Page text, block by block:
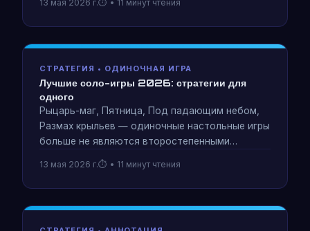
Оценивается по кривым сложности,
интеграции тем и ценности повторного
13 мая 2026 г. • 11 минут чтения
СТРАТЕГИЯ • ОДИНОЧНАЯ ИГРА
Лучшие соло-игры 2026: стратегии для
одного
Рыцарь-маг, Пятница, Под падающим небом,
Размах крыльев — одиночные настольные игры
больше не являются второстепенными
масштабирование сложности и то, что
отличает настоящий одиночный дизайн от
13 мая 2026 г. • 11 минут чтения